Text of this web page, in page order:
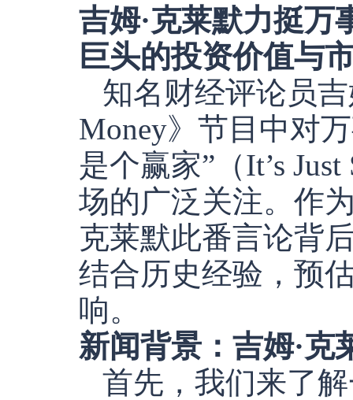
吉姆·克莱默力挺
巨头的投资价值与
知名财经评论员吉
Money》节目中对
是个赢家”（It’s
场的广泛关注。作
克莱默此番言论背
结合历史经验，预
响。
新闻背景：吉姆·克
首先，我们来了